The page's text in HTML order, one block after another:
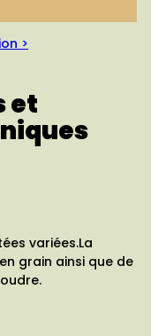
>
et
variées.La
grain ainsi que de